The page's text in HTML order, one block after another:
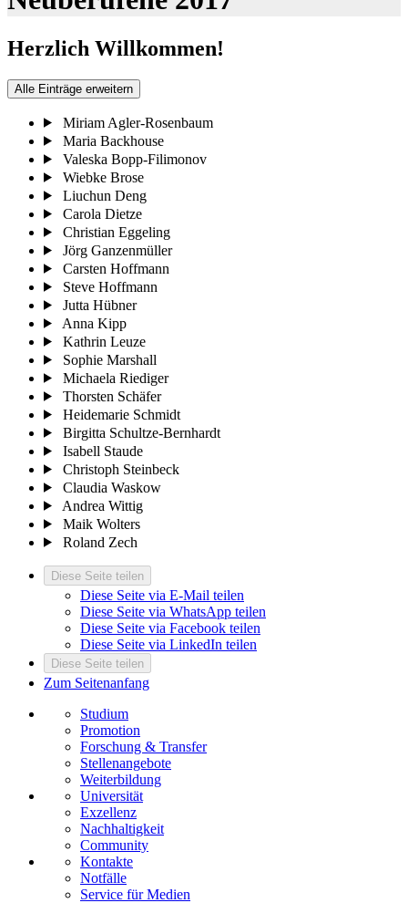
Herzlich Willkommen!
Alle Einträge erweitern
Miriam Agler-Rosenbaum
Maria Backhouse
Valeska Bopp-Filimonov
Wiebke Brose
Liuchun Deng
Carola Dietze
Christian Eggeling
Jörg Ganzenmüller
Carsten Hoffmann
Steve Hoffmann
Jutta Hübner
Anna Kipp
Kathrin Leuze
Sophie Marshall
Michaela Riediger
Thorsten Schäfer
Heidemarie Schmidt
Birgitta Schultze-Bernhardt
Isabell Staude
Christoph Steinbeck
Claudia Waskow
Andrea Wittig
Maik Wolters
Roland Zech
Diese Seite teilen
Diese Seite via E-Mail teilen
Diese Seite via WhatsApp teilen
Diese Seite via Facebook teilen
Diese Seite via LinkedIn teilen
Diese Seite teilen
Zum Seitenanfang
Studium
Promotion
Forschung & Transfer
Stellenangebote
Weiterbildung
Universität
Exzellenz
Nachhaltigkeit
Community
Kontakte
Notfälle
Service für Medien